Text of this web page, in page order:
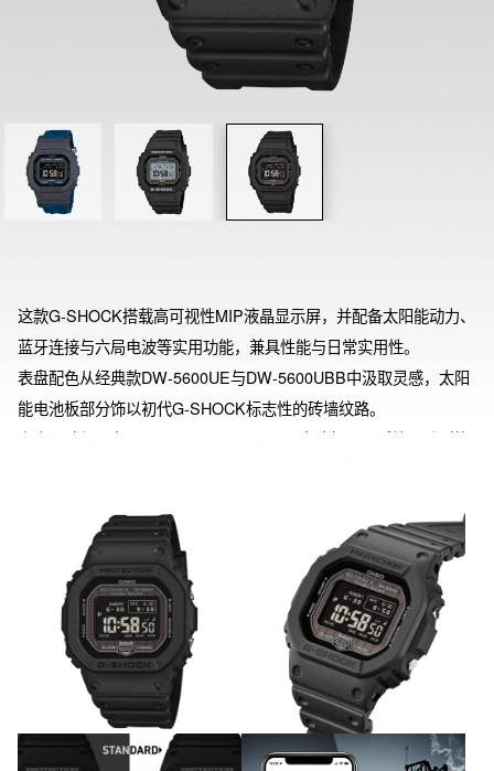
这款G-SHOCK搭载高可视性MIP液晶显示屏，并配备太阳能动力、
蓝牙连接与六局电波等实用功能，兼具性能与日常实用性。
表盘配色从经典款DW-5600UE与DW-5600UBB中汲取灵感，太阳
能电池板部分饰以初代G-SHOCK标志性的砖墙纹路。
表壳尺寸与现有DW-5600E及GW-5600U大致相同，延续了系列的
间。同时具备六局电波自动对时系统与太阳能动力保障稳定运行。
MIP液晶屏提供清晰显示效果，支持4种时间显示模式切换，结合专
用APP可自定义字体风格，满足个性化设定需求。
*表壳、表带等主要树脂部件采用生物质树脂，其原料来源于可再生
有机资源，有助于降低环境负荷。